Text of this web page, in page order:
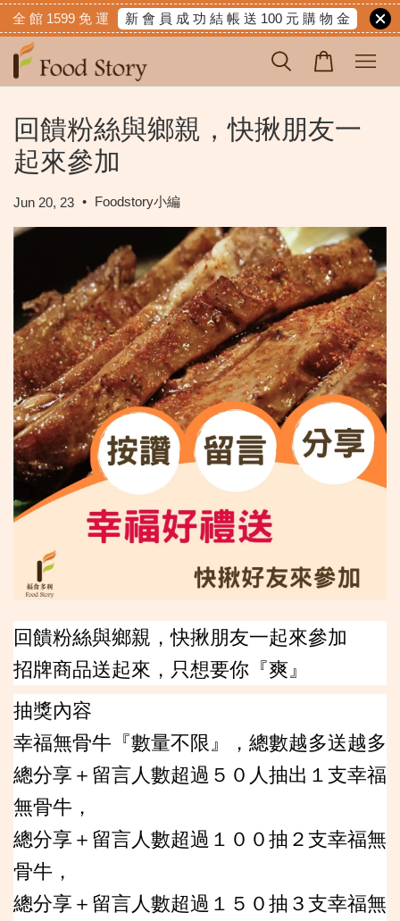
全 館 1599 免 運 新 會 員 成 功 結 帳 送 100 元 購 物 金
回饋粉絲與鄉親，快揪朋友一
起來參加
Jun 20, 23 • Foodstory小編
回饋粉絲與鄉親，快揪朋友一起來參加
招牌商品送起來，只想要你『爽』
抽獎內容
幸福無骨牛『數量不限』，總數越多送越多
總分享＋留言人數超過５０人抽出１支幸福
無骨牛，
總分享＋留言人數超過１００抽２支幸福無
骨牛，
總分享＋留言人數超過１５０抽３支幸福無